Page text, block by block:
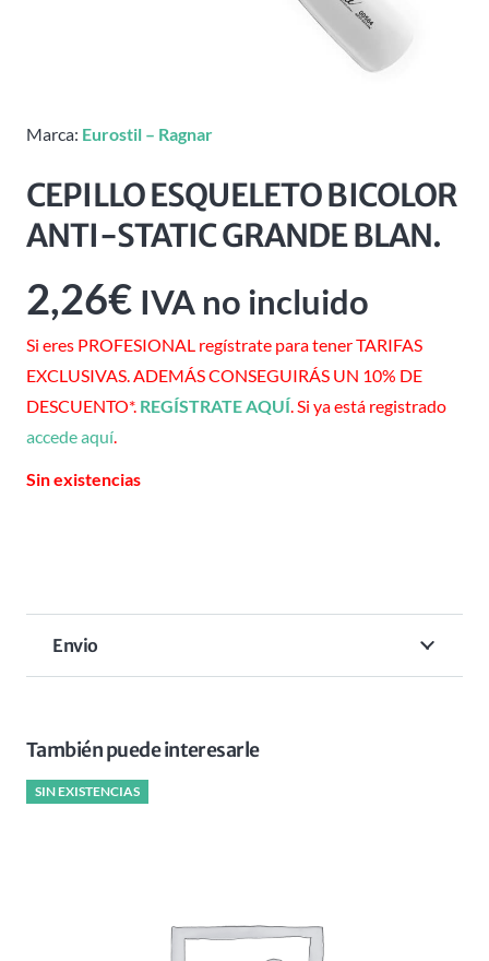
Marca: Eurostil – Ragnar
CEPILLO ESQUELETO BICOLOR
ANTI-STATIC GRANDE BLAN.
2,26€ IVA no incluido
Si eres PROFESIONAL regístrate para tener TARIFAS
EXCLUSIVAS. ADEMÁS CONSEGUIRÁS UN 10% DE
DESCUENTO*. REGÍSTRATE AQUÍ. Si ya está registrado
accede aquí.
Sin existencias
Envio
También puede interesarle
SIN EXISTENCIAS